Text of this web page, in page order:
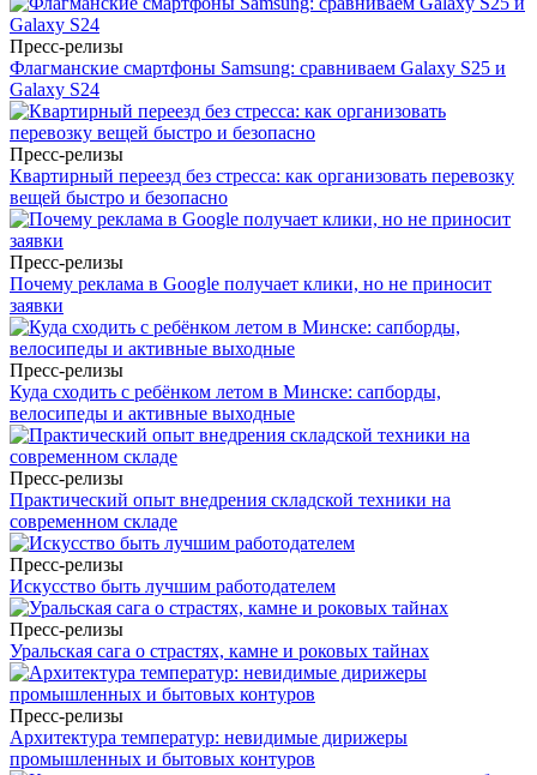
Пресс-релизы
Флагманские смартфоны Samsung: сравниваем Galaxy S25 и
Galaxy S24
Пресс-релизы
Квартирный переезд без стресса: как организовать перевозку
вещей быстро и безопасно
Пресс-релизы
Почему реклама в Google получает клики, но не приносит
заявки
Пресс-релизы
Куда сходить с ребёнком летом в Минске: сапборды,
велосипеды и активные выходные
Пресс-релизы
Практический опыт внедрения складской техники на
современном складе
Пресс-релизы
Искусство быть лучшим работодателем
Пресс-релизы
Уральская сага о страстях, камне и роковых тайнах
Пресс-релизы
Архитектура температур: невидимые дирижеры
промышленных и бытовых контуров